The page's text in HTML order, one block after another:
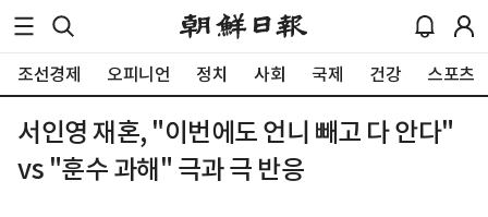
조선경제 오피니언 정치 사회 국제 건강 스포츠
서인영 재혼, "이번에도 언니 빼고 다 안다"
vs "훈수 과해" 극과 극 반응